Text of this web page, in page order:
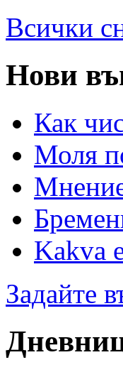
Всички
Нови
Как
Моля
Kakva
Задайте